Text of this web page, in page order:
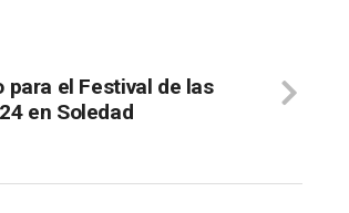
para el Festival de las
en Soledad